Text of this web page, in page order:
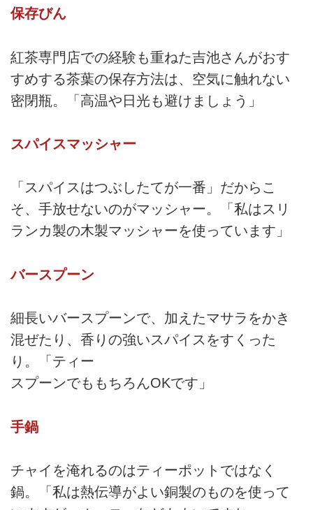
保存びん
紅茶専門店での経験も重ねた吉池さんがおす
すめする茶葉の保存方法は、空気に触れない
密閉瓶。「高温や日光も避けましょう」
スパイスマッシャー
「スパイスはつぶしたてが一番」だからこ
そ、手放せないのがマッシャー。「私はスリ
ランカ製の木製マッシャーを使っています」
バースプーン
細長いバースプーンで、加えたマサラをかき
混ぜたり、香りの強いスパイスをすくった
り。「ティー
スプーンでももちろんOKです」
手鍋
チャイを淹れるのはティーポットではなく
鍋。「私は熱伝導がよい銅製のものを使って